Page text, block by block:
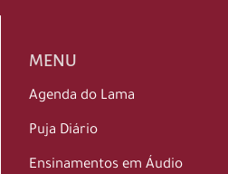
MENU
Agenda do Lama
Puja Diário
Ensinamentos em Áudio